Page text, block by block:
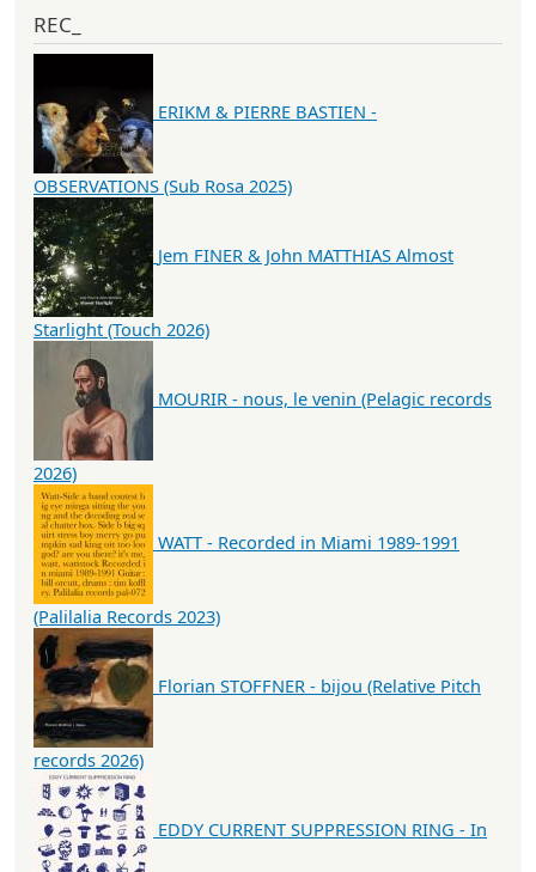
REC_
ERIKM & PIERRE BASTIEN -
OBSERVATIONS (Sub Rosa 2025)
Jem FINER & John MATTHIAS Almost
Starlight (Touch 2026)
MOURIR - nous, le venin (Pelagic records
2026)
WATT - Recorded in Miami 1989-1991
(Palilalia Records 2023)
Florian STOFFNER - bijou (Relative Pitch
records 2026)
EDDY CURRENT SUPPRESSION RING - In